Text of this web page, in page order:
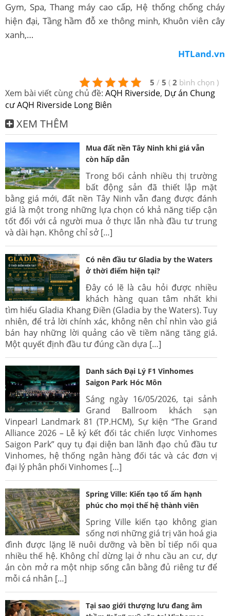
Gym, Spa, Thang máy cao cấp, Hệ thống chống cháy
hiện đại, Tầng hầm đỗ xe thông minh, Khuôn viên cây
xanh,…
HTLand.vn
5 / 5 ( 2 bình chọn )
Xem bài viết cùng chủ đề: AQH Riverside, Dự án Chung
cư AQH Riverside Long Biên
XEM THÊM
Mua đất nền Tây Ninh khi giá vẫn
còn hấp dẫn
Trong bối cảnh nhiều thị trường
bất động sản đã thiết lập mặt
bằng giá mới, đất nền Tây Ninh vẫn đang được đánh
giá là một trong những lựa chọn có khả năng tiếp cận
tốt đối với cả người mua ở thực lẫn nhà đầu tư trung
và dài hạn. Không chỉ sở […]
Có nên đầu tư Gladia by the Waters
ở thời điểm hiện tại?
Đây có lẽ là câu hỏi được nhiều
khách hàng quan tâm nhất khi
tìm hiểu Gladia Khang Điền (Gladia by the Waters). Tuy
nhiên, để trả lời chính xác, không nên chỉ nhìn vào giá
bán hay những lời quảng cáo về tiềm năng tăng giá.
Một quyết định đầu tư đúng cần dựa […]
Danh sách Đại Lý F1 Vinhomes
Saigon Park Hóc Môn
Sáng ngày 16/05/2026, tại sảnh
Grand Ballroom khách sạn
Vinpearl Landmark 81 (TP.HCM), Sự kiện “The Grand
Alliance 2026 – Lễ ký kết đối tác chiến lược Vinhomes
Saigon Park” quy tụ đại diện ban lãnh đạo chủ đầu tư
Vinhomes, hệ thống ngân hàng đối tác và các đơn vị
đại lý phân phối Vinhomes […]
Spring Ville: Kiến tạo tổ ấm hạnh
phúc cho mọi thế hệ thành viên
Spring Ville kiến tạo không gian
sống nơi những giá trị văn hoá gia
đình được lặng lẽ nuôi dưỡng và bền bỉ tiếp nối qua
nhiều thế hệ. Không chỉ dừng lại ở nhu cầu an cư, dự
án còn mở ra một nhịp sống cân bằng đủ riêng tư để
mỗi cá nhân […]
Tại sao giới thượng lưu đang âm